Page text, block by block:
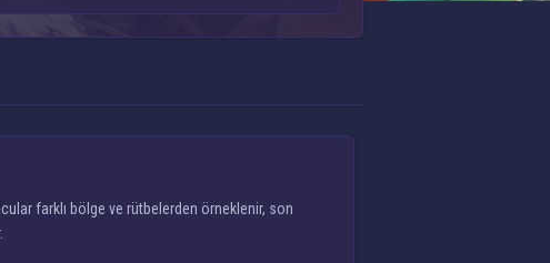
farklı bölge ve rütbelerden örneklenir, son